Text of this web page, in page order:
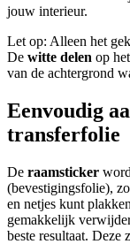
jouw interieur.
Let op: Alleen het
De witte delen op
van de achtergrond
Eenvoudig
transferfolie
De raamsticker
(bevestigingsfolie),
en netjes kunt
gemakkelijk
beste resultaat. Deze